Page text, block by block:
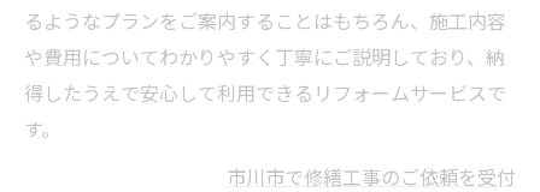
るようなプランをご案内することはもちろん、施工内容
や費用についてわかりやすく丁寧にご説明しており、納
得したうえで安心して利用できるリフォームサービスで
す。
市川市で修繕工事のご依頼を受付